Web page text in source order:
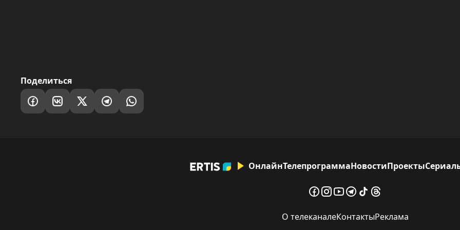
Поделиться
ОнлайнТелепрограммаНовостиПроекты
О телеканалеКонтактыРеклама